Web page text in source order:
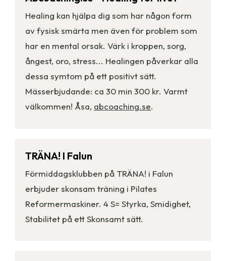
Healing kan hjälpa dig som har någon form
av fysisk smärta men även för problem som
har en mental orsak. Värk i kroppen, sorg,
ångest, oro, stress... Healingen påverkar alla
dessa symtom på ett positivt sätt.
Mässerbjudande: ca 30 min 300 kr. Varmt
välkommen! Åsa, abcoaching.se.
TRÄNA! I Falun
Förmiddagsklubben på TRÄNA! i Falun
erbjuder skonsam träning i Pilates
Reformermaskiner. 4 S= Styrka, Smidighet,
Stabilitet på ett Skonsamt sätt.